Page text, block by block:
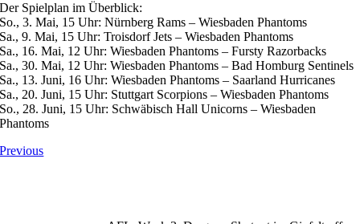
Der Spielplan im Überblick:
So., 3. Mai, 15 Uhr: Nürnberg Rams – Wiesbaden Phantoms
Sa., 9. Mai, 15 Uhr: Troisdorf Jets – Wiesbaden Phantoms
Sa., 16. Mai, 12 Uhr: Wiesbaden Phantoms – Fursty Razorbacks
Sa., 30. Mai, 12 Uhr: Wiesbaden Phantoms – Bad Homburg Sentinels
Sa., 13. Juni, 16 Uhr: Wiesbaden Phantoms – Saarland Hurricanes
Sa., 20. Juni, 15 Uhr: Stuttgart Scorpions – Wiesbaden Phantoms
So., 28. Juni, 15 Uhr: Schwäbisch Hall Unicorns – Wiesbaden
Phantoms
Previous